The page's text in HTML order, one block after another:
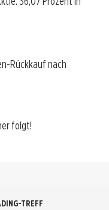
Rückkauf nach
folgt!
TREFF